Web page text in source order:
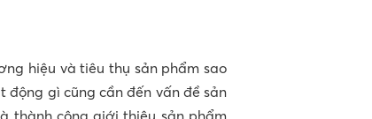
hiệu và tiêu thụ sản phẩm sao
động gì cũng cần đến vấn đề sản